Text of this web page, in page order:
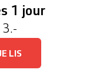
1 jour
3.-
LIS